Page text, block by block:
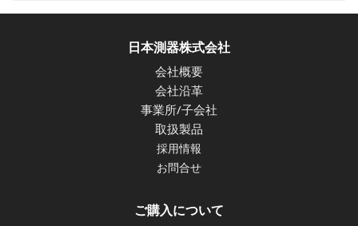
日本測器株式会社
会社概要
会社沿革
事業所/子会社
取扱製品
採用情報
お問合せ
ご購入について